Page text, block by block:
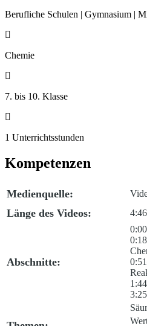
Berufliche Schulen | Gymnasium |

Chemie

7. bis 10. Klasse

1 Unterrichtsstunden
Kompetenzen
Medienquelle:
Länge des Videos:
Abschnitte: